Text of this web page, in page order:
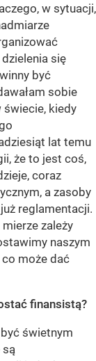
w sytuacji,
się
być
sobie
świecie, kiedy
lat temu
że to jest coś,
coraz
a zasoby
reglamentacji.
zależy
naszym
może dać
finansistą?
świetnym
są